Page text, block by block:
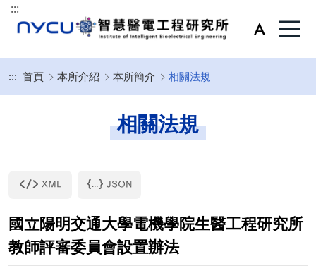
:::
::: 首頁 本所介紹 本所簡介 相關法規
相關法規
國立陽明交通大學電機學院生醫工程研究所
教師評審委員會設置辦法